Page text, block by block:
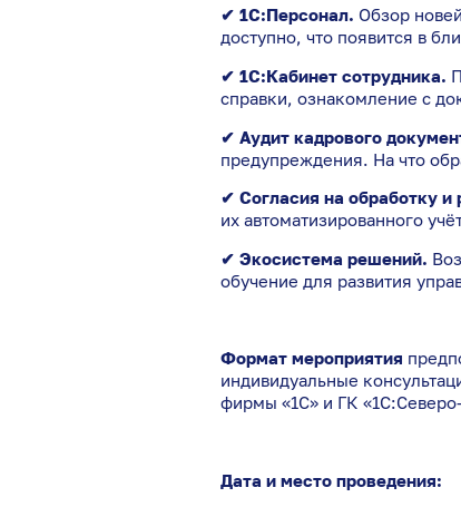
✔ 1С:Персонал. Обзор
доступно, что появится в
✔ 1С:Кабинет сотрудника.
справки, ознакомление с
✔ Аудит кадрового
предупреждения. На что
✔ Согласия на обработку и
их автоматизированного
✔ Экосистема решений.
обучение для развития
Формат мероприятия
индивидуальные
фирмы «1С» и ГК
Дата и место проведения: